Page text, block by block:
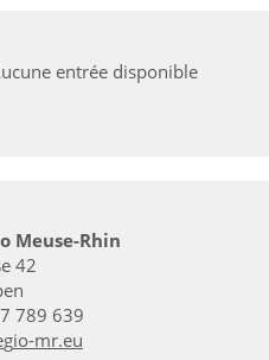
entrée disponible
Meuse-Rhin
42
789 639
g -mr